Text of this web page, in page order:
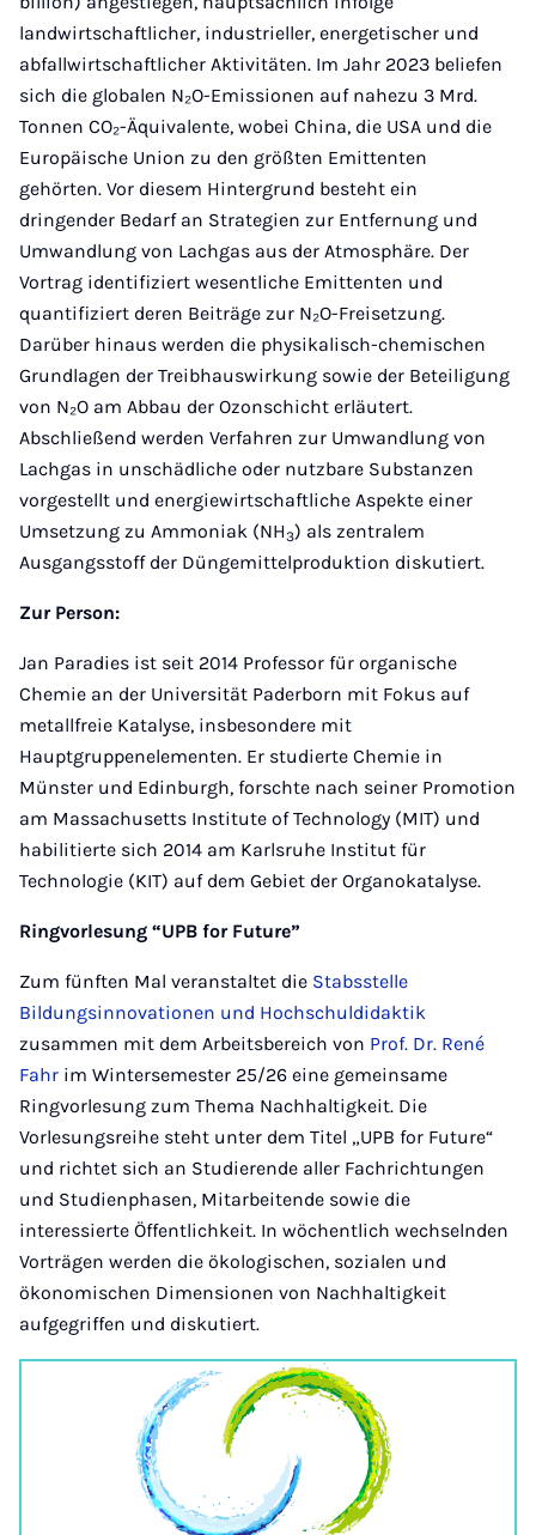
landwirtschaftlicher, industrieller, energetischer und
abfallwirtschaftlicher Aktivitäten. Im Jahr 2023 beliefen
sich die globalen N₂O-Emissionen auf nahezu 3 Mrd.
Tonnen CO₂-Äquivalente, wobei China, die USA und die
Europäische Union zu den größten Emittenten
gehörten. Vor diesem Hintergrund besteht ein
dringender Bedarf an Strategien zur Entfernung und
Umwandlung von Lachgas aus der Atmosphäre. Der
Vortrag identifiziert wesentliche Emittenten und
quantifiziert deren Beiträge zur N₂O-Freisetzung.
Darüber hinaus werden die physikalisch-chemischen
Grundlagen der Treibhauswirkung sowie der Beteiligung
von N₂O am Abbau der Ozonschicht erläutert.
Abschließend werden Verfahren zur Umwandlung von
Lachgas in unschädliche oder nutzbare Substanzen
vorgestellt und energiewirtschaftliche Aspekte einer
Umsetzung zu Ammoniak (NH3) als zentralem
Ausgangsstoff der Düngemittelproduktion diskutiert.
Zur Person:
Jan Paradies ist seit 2014 Professor für organische
Chemie an der Universität Paderborn mit Fokus auf
metallfreie Katalyse, insbesondere mit
Hauptgruppenelementen. Er studierte Chemie in
Münster und Edinburgh, forschte nach seiner Promotion
am Massachusetts Institute of Technology (MIT) und
habilitierte sich 2014 am Karlsruhe Institut für
Technologie (KIT) auf dem Gebiet der Organokatalyse.
Ringvorlesung “UPB for Future”
Zum fünften Mal veranstaltet die Stabsstelle
Bildungsinnovationen und Hochschuldidaktik
zusammen mit dem Arbeitsbereich von Prof. Dr. René
Fahr im Wintersemester 25/26 eine gemeinsame
Ringvorlesung zum Thema Nachhaltigkeit. Die
Vorlesungsreihe steht unter dem Titel „UPB for Future“
und richtet sich an Studierende aller Fachrichtungen
und Studienphasen, Mitarbeitende sowie die
interessierte Öffentlichkeit. In wöchentlich wechselnden
Vorträgen werden die ökologischen, sozialen und
ökonomischen Dimensionen von Nachhaltigkeit
aufgegriffen und diskutiert.